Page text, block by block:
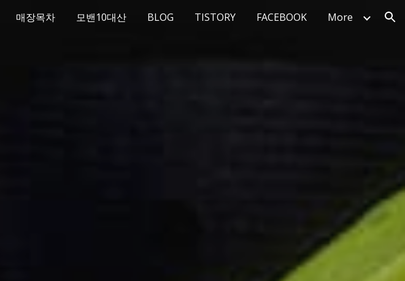
Skip to navigation
매장목차 모밴10대산 BLOG TISTORY FACEBOOK More